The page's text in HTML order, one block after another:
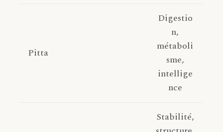
Pitta
Digestio
n,
métaboli
sme,
intellige
nce
Stabilité,